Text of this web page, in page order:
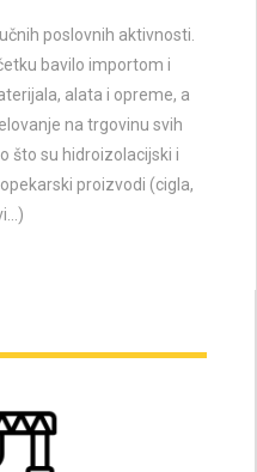
poslovnih aktivnosti.
bavilo importom i
alata i opreme, a
na trgovinu svih
što su hidroizolacijski i
proizvodi (cigla,